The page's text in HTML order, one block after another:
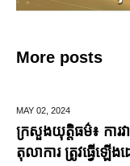
More posts
DECEMBER 10,
មកមើលទិដ្ឋភាព
ព័ន្ធមុនីរ័ត្ន